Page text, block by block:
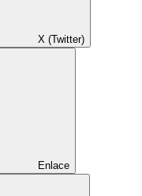
X (Twitter)
Enlace